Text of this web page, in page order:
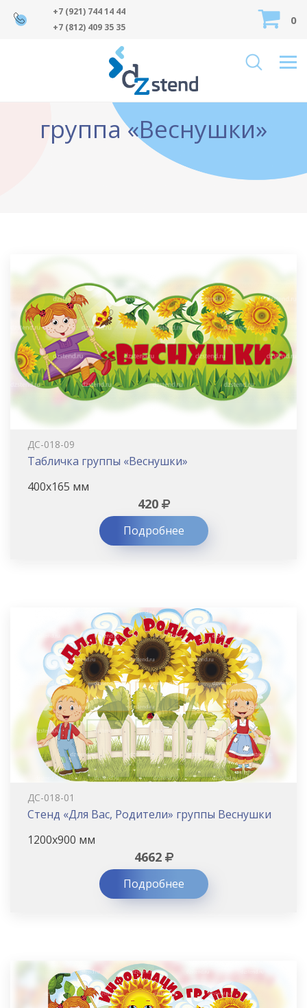
+7 (921) 744 14 44
+7 (812) 409 35 35
0
группа «Веснушки»
ДС-018-09
Табличка группы «Веснушки»
400х165 мм
420
Подробнее
ДС-018-01
Стенд «Для Вас, Родители» группы Веснушки
1200х900 мм
4662
Подробнее